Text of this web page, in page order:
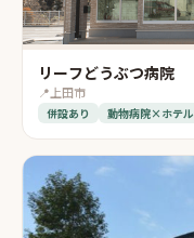
リーフどうぶつ病院
📍 上田市
併設あり 動物病院×ホテル